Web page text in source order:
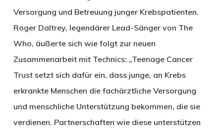
Versorgung und Betreuung junger Krebspatienten.
Roger Daltrey, legendärer Lead-Sänger von The
Who, äußerte sich wie folgt zur neuen
Zusammenarbeit mit Technics: „Teenage Cancer
Trust setzt sich dafür ein, dass junge, an Krebs
erkrankte Menschen die fachärztliche Versorgung
und menschliche Unterstützung bekommen, die sie
verdienen. Partnerschaften wie diese unterstützen